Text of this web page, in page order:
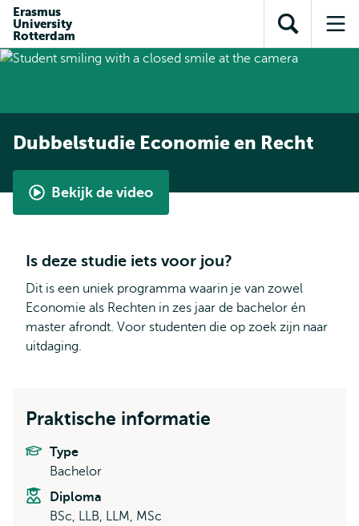
inhoud
gaan
gaan
Direct naar
subnavigatie
Erasmus
University
Rotterdam
Toon
zoekveld
Dubbelstudie Economie en Recht
Bekijk de video
Dubbelstudie
Recht
Is deze studie iets voor jou?
Dit is een uniek programma waarin je van zowel
Economie als Rechten in zes jaar de bachelor én
master afrondt. Voor studenten die op zoek zijn naar
uitdaging.
Praktische informatie
Type
Bachelor
Diploma
BSc, LLB, LLM, MSc